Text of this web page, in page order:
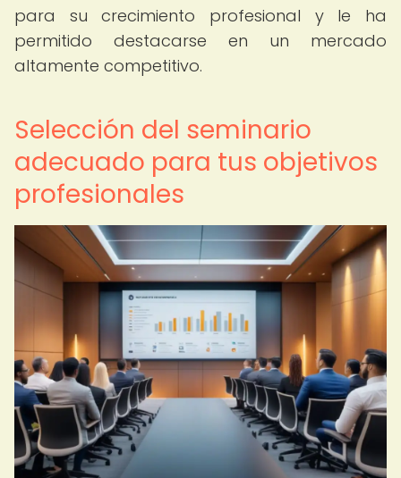
para su crecimiento profesional y le ha
permitido destacarse en un mercado
altamente competitivo.
Selección del seminario
adecuado para tus objetivos
profesionales